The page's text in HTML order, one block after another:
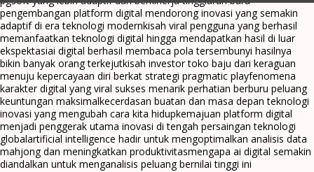
pengembangan platform digital mendorong inovasi yang semakin
adaptif di era teknologi modernkisah viral pengguna yang berhasil
memanfaatkan teknologi digital hingga mendapatkan hasil di luar
ekspektasiai digital berhasil membaca pola tersembunyi hasilnya
bikin banyak orang terkejutkisah investor toko baju dari keraguan
menuju kepercayaan diri berkat strategi pragmatic playfenomena
karakter digital yang viral sukses menarik perhatian berburu peluang
keuntungan maksimalkecerdasan buatan dan masa depan teknologi
inovasi yang mengubah cara kita hidupkemajuan platform digital
menjadi penggerak utama inovasi di tengah persaingan teknologi
globalartificial intelligence hadir untuk mengoptimalkan analisis data
mahjong dan meningkatkan produktivitasmengapa ai digital semakin
diandalkan untuk menganalisis peluang bernilai tinggi ini